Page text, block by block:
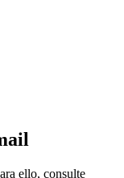
ello, consulte